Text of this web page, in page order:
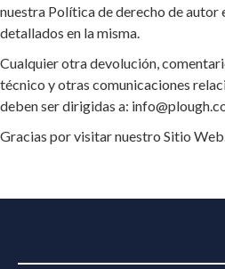
nuestra Política de derecho de autor
detallados en la misma.
Cualquier otra devolución,
técnico y otras comunicaciones
deben ser dirigidas a:
Gracias por visitar nuestro Sitio